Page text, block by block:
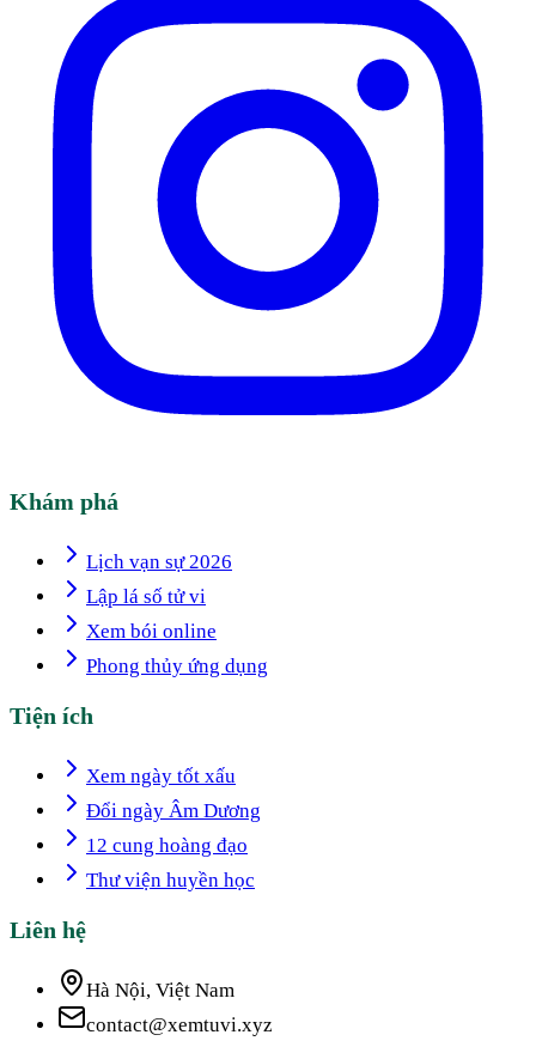
Khám phá
Lịch vạn sự 2026
Lập lá số tử vi
Xem bói online
Phong thủy ứng dụng
Tiện ích
Xem ngày tốt xấu
Đổi ngày Âm Dương
12 cung hoàng đạo
Thư viện huyền học
Liên hệ
Hà Nội, Việt Nam
contact@xemtuvi.xyz